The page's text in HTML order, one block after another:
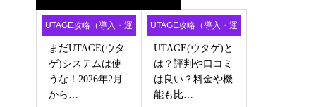
UTAGE攻略（導入・運
用・アフィ）
まだUTAGE(ウタ
ゲ)システムは使
うな！2026年2月
から…
UTAGE攻略（導入・運
用・アフィ）
UTAGE(ウタゲ)と
は？評判や口コミ
は良い？料金や機
能も比…